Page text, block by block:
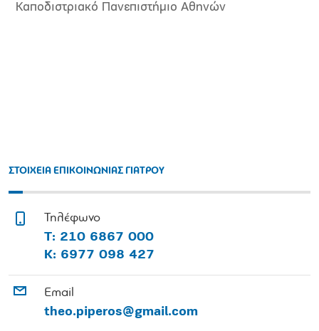
Καποδιστριακό Πανεπιστήμιο Αθηνών
ΣΤΟΙΧΕΙΑ ΕΠΙΚΟΙΝΩΝΙΑΣ ΓΙΑΤΡΟΥ
Τηλέφωνο
Τ: 210 6867 000
Κ: 6977 098 427
Email
theo.piperos@gmail.com